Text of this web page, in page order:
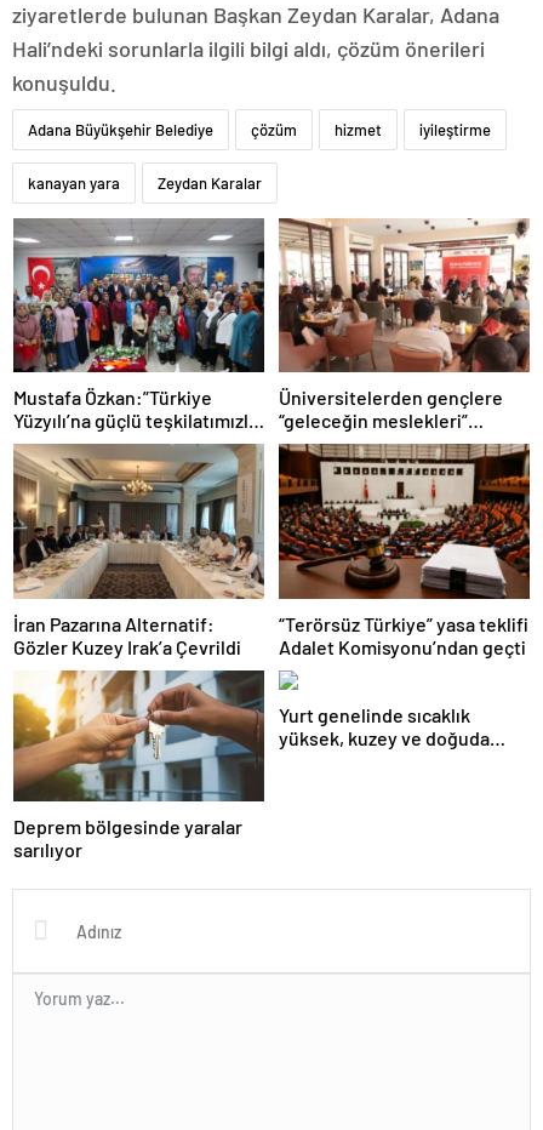
ziyaretlerde bulunan Başkan Zeydan Karalar, Adana
Hali’ndeki sorunlarla ilgili bilgi aldı, çözüm önerileri
konuşuldu.
Adana Büyükşehir Belediye çözüm hizmet iyileştirme
kanayan yara Zeydan Karalar
Mustafa Özkan:”Türkiye
Yüzyılı’na güçlü teşkilatımızla
yürüyoruz”
Üniversitelerden gençlere
“geleceğin meslekleri”
rehberliği
İran Pazarına Alternatif:
Gözler Kuzey Irak’a Çevrildi
“Terörsüz Türkiye” yasa teklifi
Adalet Komisyonu’ndan geçti
Deprem bölgesinde yaralar
sarılıyor
Yurt genelinde sıcaklık
yüksek, kuzey ve doğuda